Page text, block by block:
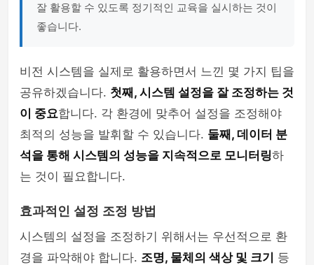
잘 활용할 수 있도록 정기적인 교육을 실시하는 것이
좋습니다.
비전 시스템을 실제로 활용하면서 느낀 몇 가지 팁을
공유하겠습니다. 첫째, 시스템 설정을 잘 조정하는 것
이 중요합니다. 각 환경에 맞추어 설정을 조정해야
최적의 성능을 발휘할 수 있습니다. 둘째, 데이터 분
석을 통해 시스템의 성능을 지속적으로 모니터링하
는 것이 필요합니다.
효과적인 설정 조정 방법
시스템의 설정을 조정하기 위해서는 우선적으로 환
경을 파악해야 합니다. 조명, 물체의 색상 및 크기 등